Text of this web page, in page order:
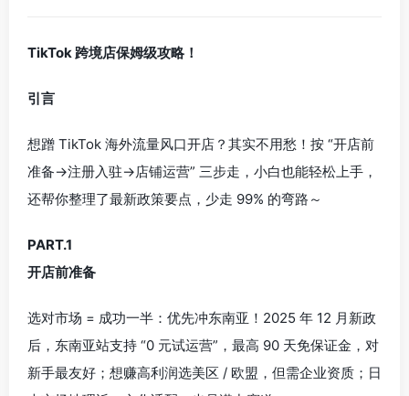
TikTok 跨境店保姆级攻略！
引言
想蹭 TikTok 海外流量风口开店？其实不用愁！按 “开店前
准备→注册入驻→店铺运营” 三步走，小白也能轻松上手，
还帮你整理了最新政策要点，少走 99% 的弯路～
PART.1
开店前准备
选对市场 = 成功一半：优先冲东南亚！2025 年 12 月新政
后，东南亚站支持 “0 元试运营”，最高 90 天免保证金，对
新手最友好；想赚高利润选美区 / 欧盟，但需企业资质；日